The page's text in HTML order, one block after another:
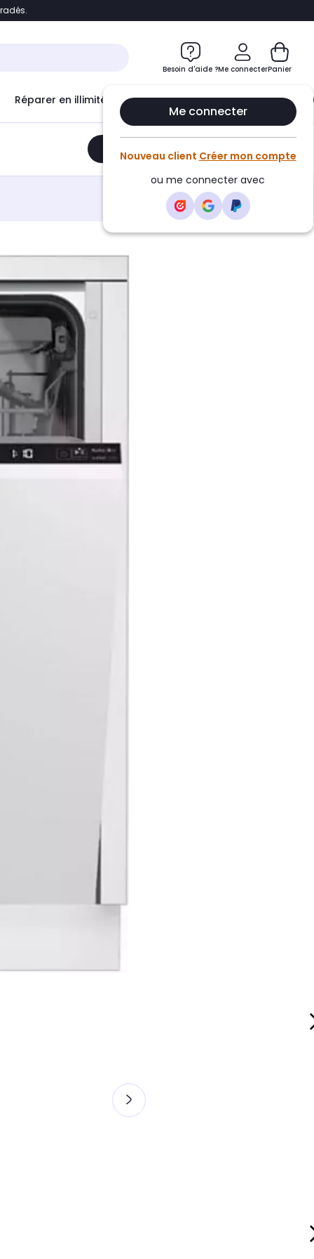
Accéder directement au chatbot
Besoin d'aide ?Me connecter
Me connecter
Nouveau client Créer mon compte
ou me connecter avec
Panier
Réparer en illimité avec Le Club Infinity
Ajouter au panier •